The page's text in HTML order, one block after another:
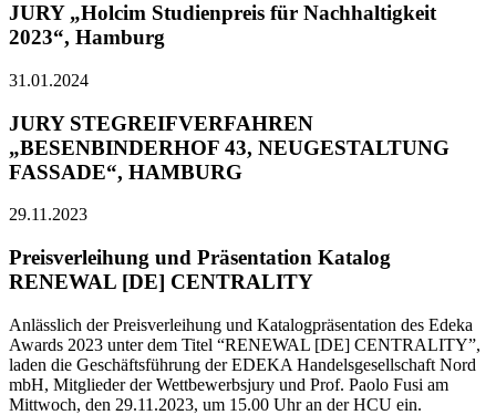
JURY „Holcim Studienpreis für Nachhaltigkeit
2023“, Hamburg
31.01.2024
JURY STEGREIFVERFAHREN
„BESENBINDERHOF 43, NEUGESTALTUNG
FASSADE“, HAMBURG
29.11.2023
Preisverleihung und Präsentation Katalog
RENEWAL [DE] CENTRALITY
Anlässlich der Preisverleihung und Katalogpräsentation des Edeka
Awards 2023 unter dem Titel “RENEWAL [DE] CENTRALITY”,
laden die Geschäftsführung der EDEKA Handelsgesellschaft Nord
mbH, Mitglieder der Wettbewerbsjury und Prof. Paolo Fusi am
Mittwoch, den 29.11.2023, um 15.00 Uhr an der HCU ein.